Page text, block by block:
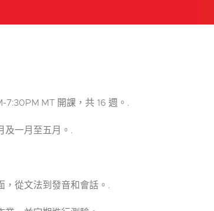
7:30PM MT 開課，共 16 週。.
及一月至五月。.
，從文法到發音和會話。.